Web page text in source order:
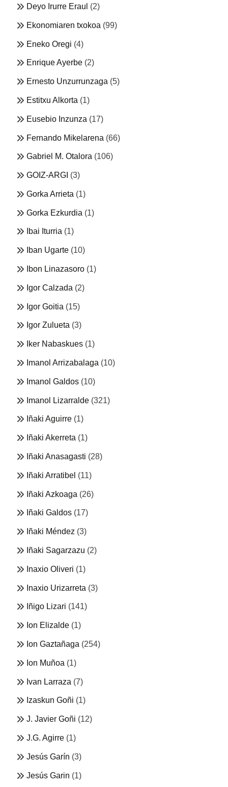
Deyo Irurre Eraul (2)
Ekonomiaren txokoa (99)
Eneko Oregi (4)
Enrique Ayerbe (2)
Ernesto Unzurrunzaga (5)
Estitxu Alkorta (1)
Eusebio Inzunza (17)
Fernando Mikelarena (66)
Gabriel M. Otalora (106)
GOIZ-ARGI (3)
Gorka Arrieta (1)
Gorka Ezkurdia (1)
Ibai Iturria (1)
Iban Ugarte (10)
Ibon Linazasoro (1)
Igor Calzada (2)
Igor Goitia (15)
Igor Zulueta (3)
Iker Nabaskues (1)
Imanol Arrizabalaga (10)
Imanol Galdos (10)
Imanol Lizarralde (321)
Iñaki Aguirre (1)
Iñaki Akerreta (1)
Iñaki Anasagasti (28)
Iñaki Arratibel (11)
Iñaki Azkoaga (26)
Iñaki Galdos (17)
Iñaki Méndez (3)
Iñaki Sagarzazu (2)
Inaxio Oliveri (1)
Inaxio Urizarreta (3)
Iñigo Lizari (141)
Ion Elizalde (1)
Ion Gaztañaga (254)
Ion Muñoa (1)
Ivan Larraza (7)
Izaskun Goñi (1)
J. Javier Goñi (12)
J.G. Agirre (1)
Jesús Garín (3)
Jesús Garin (1)